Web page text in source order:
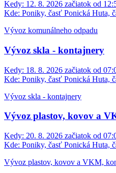
Kedy: 12. 8. 2026 začiatok od
Kde: Poniky, časť Ponická Huta,
Vývoz komunálneho odpadu
Vývoz skla - kontajnery
Kedy: 18. 8. 2026 začiatok od
Kde: Poniky, časť Ponická Huta,
Vývoz skla - kontajnery
Vývoz plastov, kovov a
Kedy: 20. 8. 2026 začiatok od
Kde: Poniky, časť Ponická Huta,
Vývoz plastov, kovov a VKM,